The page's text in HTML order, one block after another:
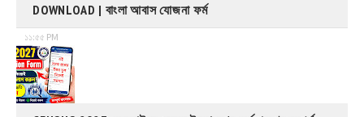
DOWNLOAD | বাংলা আবাস যোজনা ফর্ম
১১:৫৫ PM